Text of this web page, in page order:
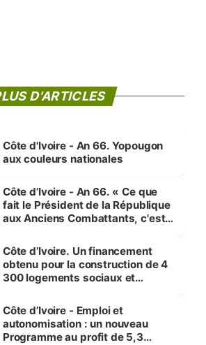
D'ARTICLES
Côte d'Ivoire - An 66. Yopougon
aux couleurs nationales
Côte d’Ivoire - An 66. « Ce que
fait le Président de la République
aux Anciens Combattants, c'est
Côte d’Ivoire. Un financement
obtenu pour la construction de 4
300 logements sociaux et
et Yamoussoukro
Côte d’Ivoire - Emploi et
autonomisation : un nouveau
Programme au profit de 5,3